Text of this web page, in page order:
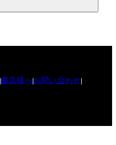
書店様へお問い合わせ